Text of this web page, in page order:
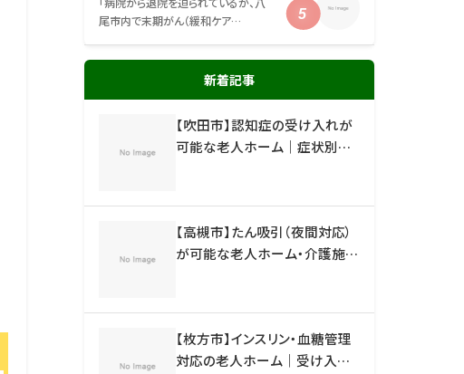
尾市内で末期がん（緩和ケア…
新着記事
【吹田市】認知症の受け入れが
可能な老人ホーム｜症状別の
【高槻市】たん吸引（夜間対応）
が可能な老人ホーム・介護施設
【枚方市】インスリン・血糖管理
対応の老人ホーム｜受け入れ